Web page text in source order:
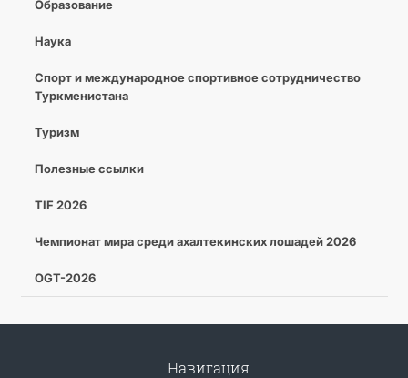
Образование
Наука
Спорт и международное спортивное сотрудничество
Туркменистана
Туризм
Полезные ссылки
TIF 2026
Чемпионат мира среди ахалтекинских лошадей 2026
OGT-2026
Навигация